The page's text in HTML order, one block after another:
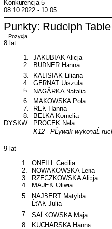
Konkurencja 5
08.10.2022 - 10:05
Punkty: Rudolph
Pozycja
8 lat
1.
JAKUBIAK Alicja
2.
BUDNER Hanna
3.
KALISIAK Liliana
4.
GERNAT Urszula
5.
NAGĂRKA Natalia
6.
MAKOWSKA Pola
7.
REK Hanna
8.
BELKA Kornelia
DYSKW.
PROCEK Nela
K12 - PĹywak wykonaĹ
9 lat
1.
ONEILL Cecilia
2.
NOWAKOWSKA Lena
3.
RZECZKOWSKA Alicja
4.
MAJEK Oliwia
5.
NAJBERT Matylda
ĹťAK Julia
7.
SAĹKOWSKA Maja
8.
KUCHARSKA Hanna